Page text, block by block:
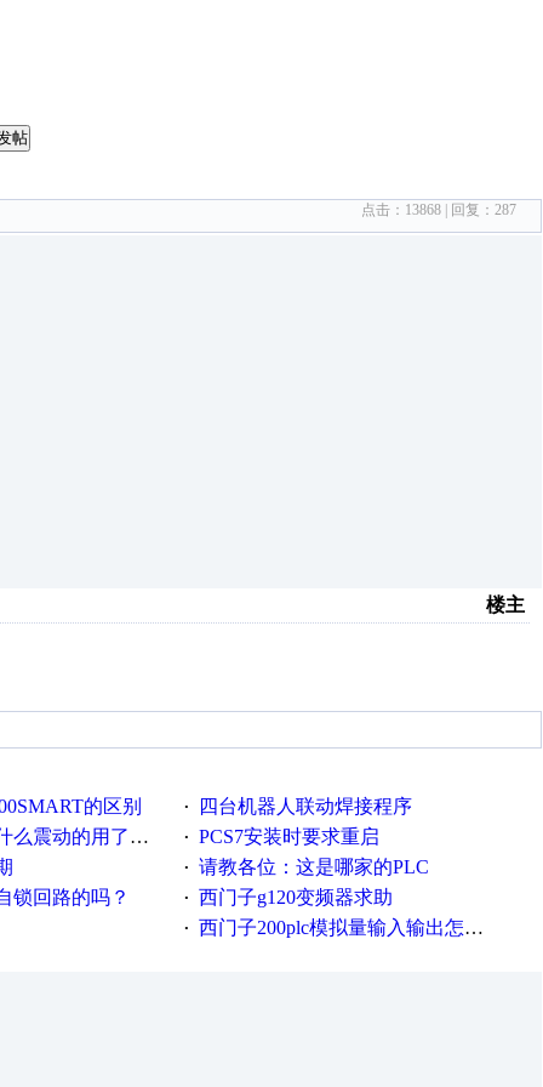
帖
点击： 13868 | 回复： 287
楼主
的区别 ·
四台机器人联动焊接程序
了这么多年才知道！
· PCS7安装时要求重启
· 请教各位：这是哪家的PLC
锁回路的吗？
· 西门子g120变频器求助
· 西门子200plc模拟量输入输出怎么编程序